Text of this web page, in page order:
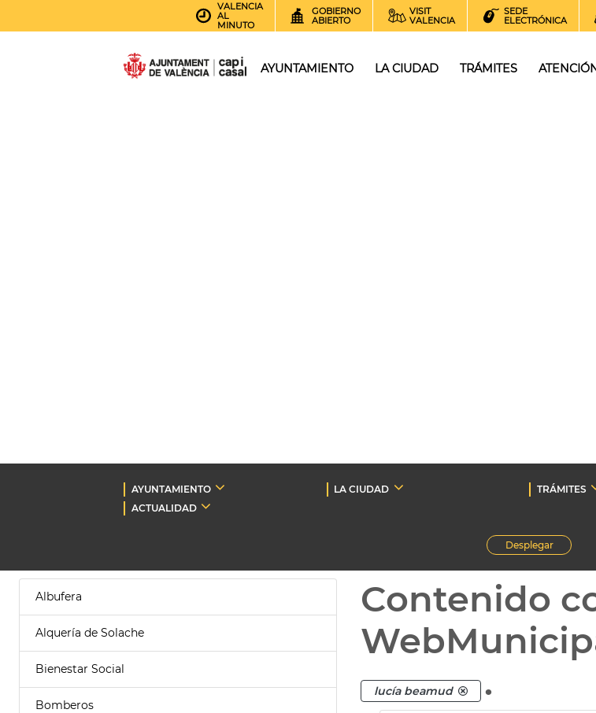
VALENCIA
AL
MINUTO
GOBIERNO
ABIERTO
VISIT
VALENCIA
SEDE
ELECTRÓNICA
AYUNTAMIENTO LA CIUDAD TRÁMITES
AYUNTAMIENTO LA CIUDAD TRÁMITES
ACTUALIDAD
Desplegar
Albufera
Alquería de Solache
Bienestar Social
Bomberos
Contenido
lucía beamud .